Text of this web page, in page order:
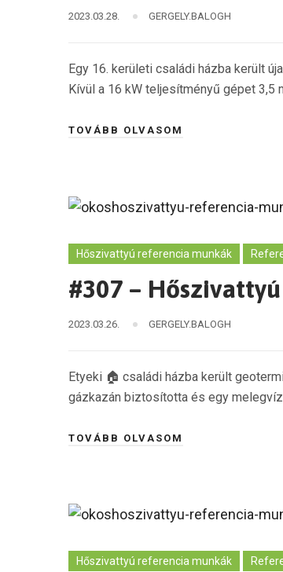
2023.03.28. GERGELY.BALOGH
Egy 16. kerületi családi házba került
Kívül a 16 kW teljesítményű gépet
TOVÁBB OLVASOM
Hőszivattyú referencia munkák
#307 –
2023.03.26. GERGELY.BALOGH
Etyeki 🏠 családi házba került
gázkazán biztosította és egy
TOVÁBB OLVASOM
Hőszivattyú referencia munkák